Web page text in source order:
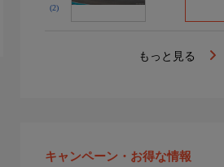
(2)
もっと見る
キャンペーン・お得な情報